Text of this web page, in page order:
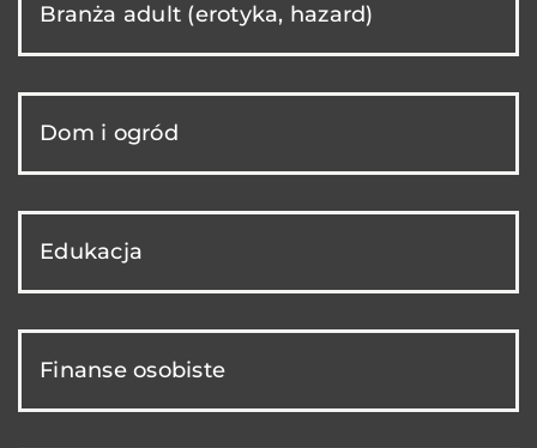
Branża adult (erotyka, hazard)
Dom i ogród
Edukacja
Finanse osobiste